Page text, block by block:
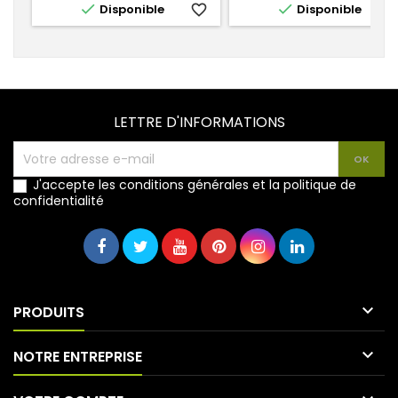
 Disponible favorite_border  Disponible
LETTRE D'INFORMATIONS
J'accepte les conditions générales et la politique de
confidentialité
PRODUITS 
NOTRE ENTREPRISE 